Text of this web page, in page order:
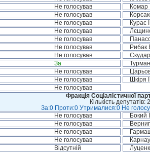
Не голосував
Не голосував
Не голосував Курас
Не голосував
Не голосував
Не голосував Рибак
Не голосував
За
Не голосував
Не голосував Шкіря
Не голосував
Фракція Соціалістичної
Кількість депутатів:
За:0 Проти:0 Утрималися:0 Не
Не голосував Бокий
Не голосував
Не голосував
Не голосував
Відсутній